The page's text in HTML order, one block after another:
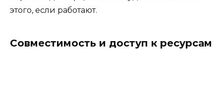
этого, если работают.
Совместимость и доступ к ресурсам